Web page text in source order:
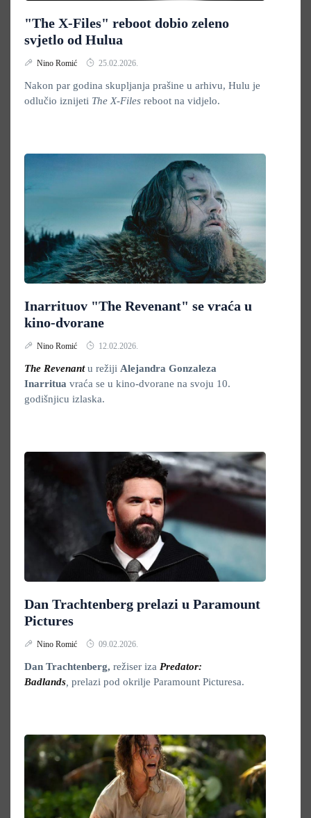
"The X-Files" reboot dobio zeleno
svjetlo od Hulua
Nino Romić 25.02.2026.
Nakon par godina skupljanja prašine u arhivu, Hulu je
odlučio iznijeti The X-Files reboot na vidjelo.
Inarrituov "The Revenant" se vraća u
kino-dvorane
Nino Romić 12.02.2026.
The Revenantu režiji Alejandra Gonzaleza
Inarritua vraća se u kino-dvorane na svoju 10.
godišnjicu izlaska.
Dan Trachtenberg prelazi u Paramount
Pictures
Nino Romić 09.02.2026.
Dan Trachtenberg, režiser iza Predator:
Badlands prelazi pod okrilje Paramount Picturesa.